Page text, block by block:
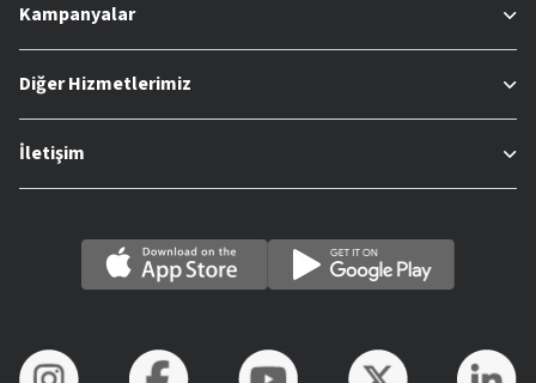
Kampanyalar
Diğer Hizmetlerimiz
İletişim